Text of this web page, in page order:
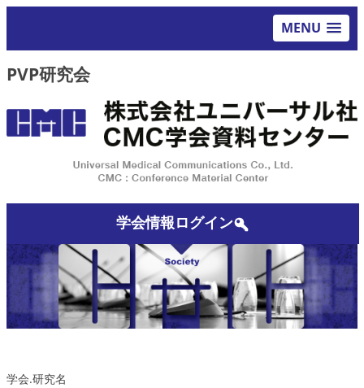
MENU
PVP研究会
学会情報ログイン
学会.研究名